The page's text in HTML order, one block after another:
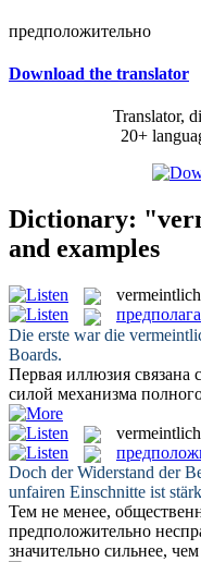
предположительно
Download the translator
Translator,
20+
Dictionary:
and examples
vermeintlich
Die erste war die
Boards.
Первая иллюзия связана с
силой механизма
vermeintlich
Doch der Widerstand der
unfairen Einschnitte ist
Тем не менее,
предположительно
значительно сильнее,